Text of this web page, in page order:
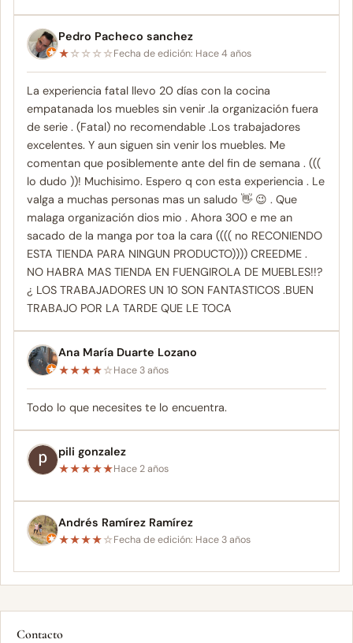
Pedro Pacheco sanchez
★☆☆☆☆Fecha de edición: Hace 4 años
La experiencia fatal llevo 20 días con la cocina
empatanada los muebles sin venir .la organización fuera
de serie . (Fatal) no recomendable .Los trabajadores
excelentes. Y aun siguen sin venir los muebles. Me
comentan que posiblemente ante del fin de semana . (((
lo dudo ))! Muchisimo. Espero q con esta experiencia . Le
valga a muchas personas mas un saludo 👋 😉 . Que
malaga organización dios mio . Ahora 300 e me an
sacado de la manga por toa la cara (((( no RECONIENDO
ESTA TIENDA PARA NINGUN PRODUCTO)))) CREEDME .
NO HABRA MAS TIENDA EN FUENGIROLA DE MUEBLES!!?
¿ LOS TRABAJADORES UN 10 SON FANTASTICOS .BUEN
TRABAJO POR LA TARDE QUE LE TOCA
Ana María Duarte Lozano
★★★★☆Hace 3 años
Todo lo que necesites te lo encuentra.
pili gonzalez
★★★★★Hace 2 años
Andrés Ramírez Ramírez
★★★★☆Fecha de edición: Hace 3 años
Contacto